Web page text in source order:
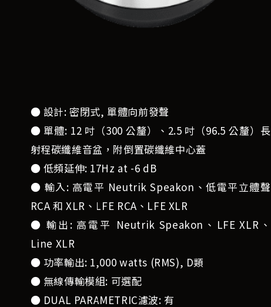
● 設計: 密閉式, 單體向前發聲
● 單體: 12 吋（300 公釐）、2.5 吋（96.5 公釐）長
射程碳纖維音盆，附倒置碳纖維中心蓋
● 低頻延伸: 17Hz at -6 dB
● 輸入: 高電平 Neutrik Speakon、低電平立體聲
RCA 和 XLR、LFE RCA、LFE XLR
● 輸出: 高電平 Neutrik Speakon、LFE XLR、
Line XLR
● 功率輸出: 1,000 watts (RMS), D類
● 無線傳輸模組: 可選配
● DUAL PARAMETRIC濾波: 有